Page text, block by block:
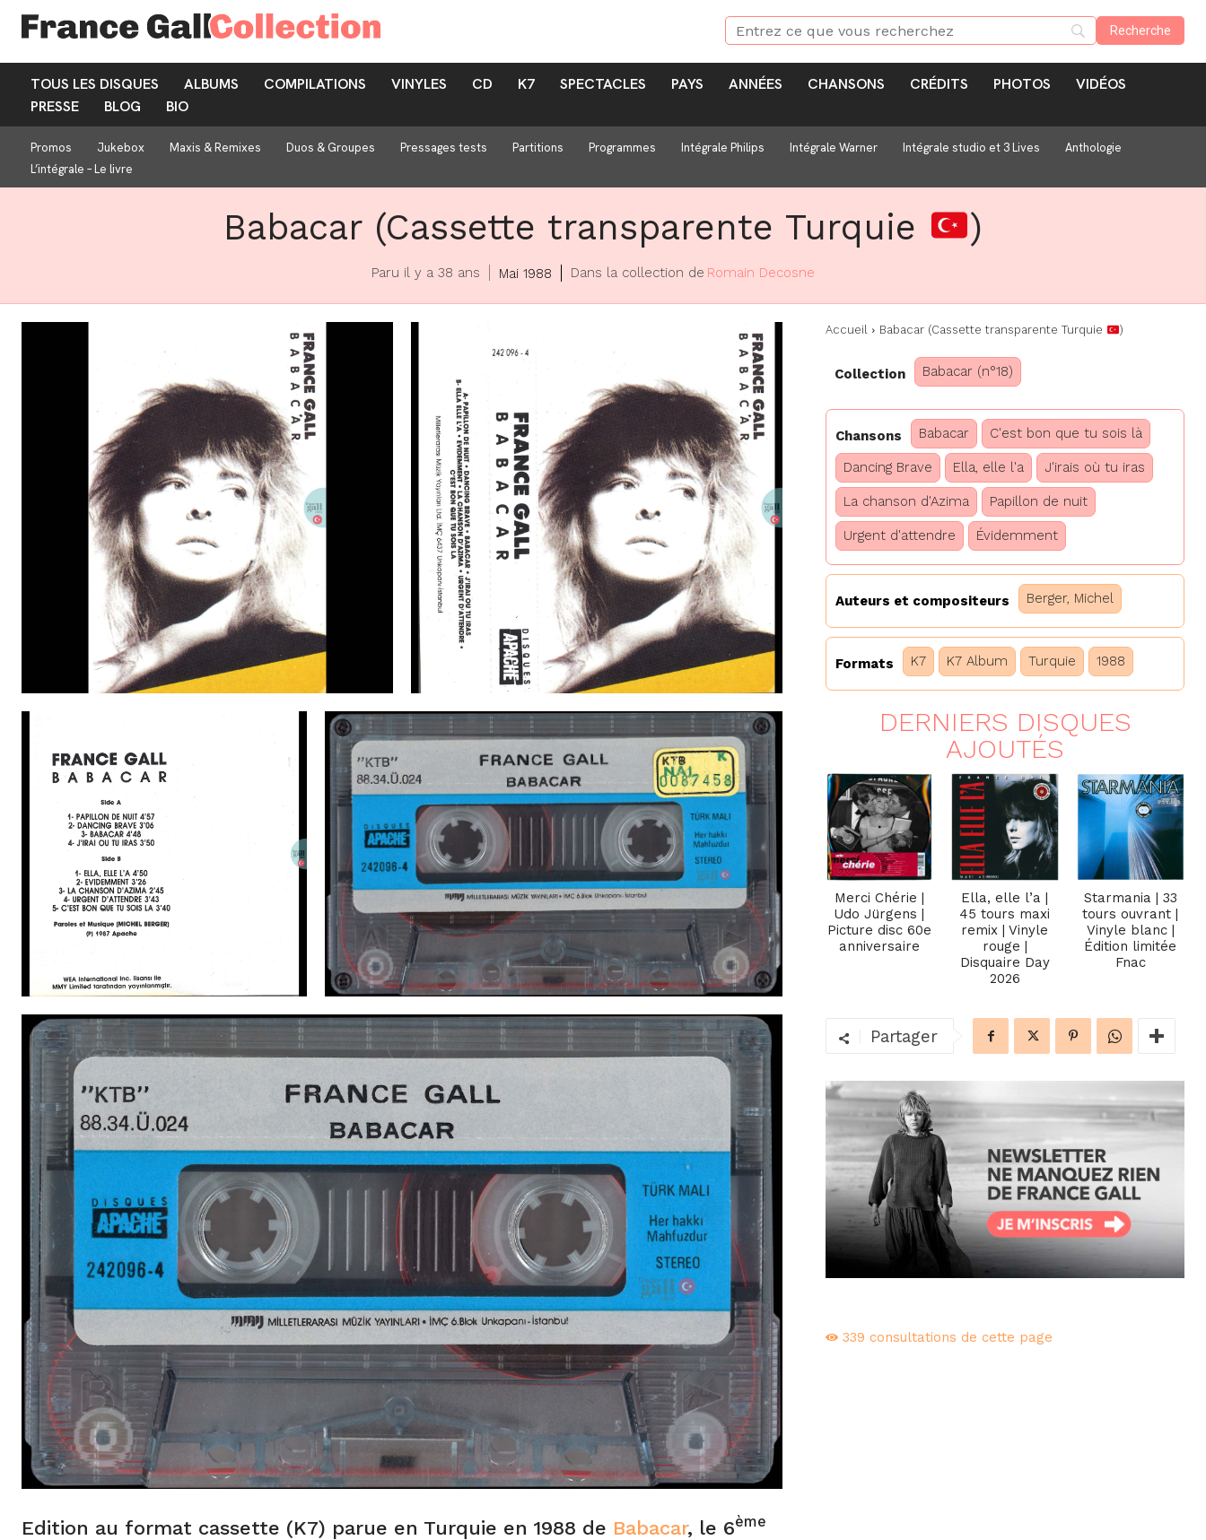
TOUS LES DISQUES ALBUMS COMPILATIONS VINYLES CD K7 SPECTACLES PAYS ANNÉES CHANSONS CRÉDITS PHOTOS
VIDÉOS
PRESSE
BLOG BIO
Promos Jukebox Maxis & Remixes Duos & Groupes Pressages tests Partitions Programmes Intégrale Philips Intégrale Warner Intégrale studio et 3 Lives
Anthologie
L’intégrale – Le livre
Babacar (Cassette transparente Turquie )
Paru il y a 38 ans Mai 1988 Dans la collection de Romain Decosne
Edition au format cassette (K7) parue en Turquie en 1988 de Babacar, le 6ème
Accueil Babacar (Cassette transparente Turquie )
Collection Babacar (n°18)
Chansons Babacar C'est bon que tu sois là
Dancing Brave Ella, elle l'a J'irais où tu iras
La chanson d'Azima Papillon de nuit
Urgent d'attendre Évidemment
Auteurs et compositeurs Berger, Michel
Formats K7 K7 Album Turquie 1988
DERNIERS DISQUES
AJOUTÉS
Merci Chérie |
Udo Jürgens |
Picture disc 60e
anniversaire
Ella, elle l’a |
45 tours maxi
remix | Vinyle
rouge |
Disquaire Day
2026
Starmania | 33
tours ouvrant |
Vinyle blanc |
Édition limitée
Fnac
Partager
339 consultations de cette page